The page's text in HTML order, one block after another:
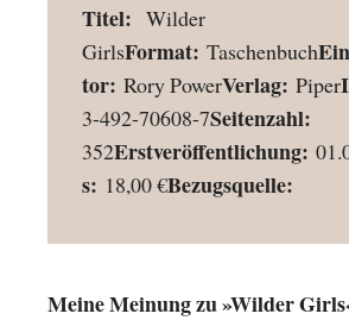
Titel: Wilder
GirlsFormat: Taschenbuch
tor:Rory PowerVerlag:Piper
3-492-70608-7Seitenzahl:
352Erstveröffentlichung:
s: 18,00 €Bezugsquelle:
Meine Meinung zu »Wilder